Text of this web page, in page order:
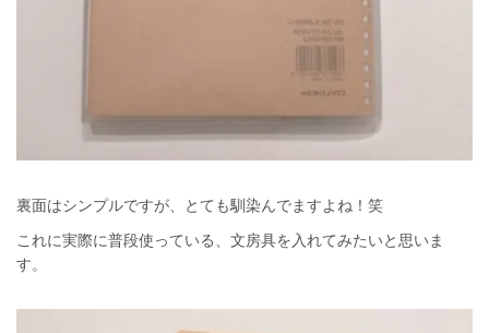
裏面はシンプルですが、とても馴染んでますよね！笑
これに実際に普段使っている、文房具を入れてみたいと思いま
す。